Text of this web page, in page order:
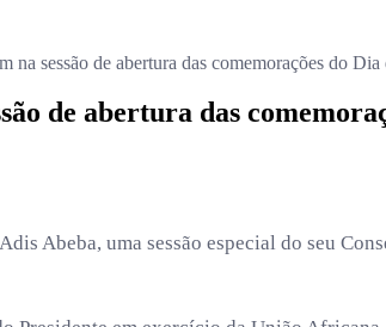
na sessão de abertura das comemorações do
de abertura das
Abeba, uma sessão especial do seu